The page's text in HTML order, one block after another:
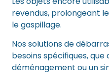
revendus, prolongeant
le gaspillage.
Nos solutions de
besoins spécifiques, que
déménagement ou un